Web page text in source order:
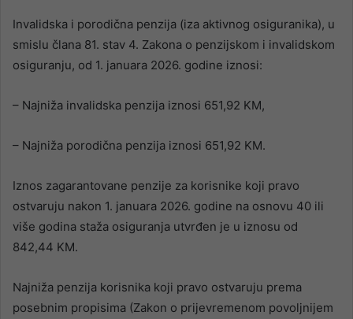
Invalidska i porodična penzija (iza aktivnog osiguranika), u
smislu člana 81. stav 4. Zakona o penzijskom i invalidskom
osiguranju, od 1. januara 2026. godine iznosi:
– Najniža invalidska penzija iznosi 651,92 KM,
– Najniža porodična penzija iznosi 651,92 KM.
Iznos zagarantovane penzije za korisnike koji pravo
ostvaruju nakon 1. januara 2026. godine na osnovu 40 ili
više godina staža osiguranja utvrđen je u iznosu od
842,44 KM.
Najniža penzija korisnika koji pravo ostvaruju prema
posebnim propisima (Zakon o prijevremenom povoljnijem